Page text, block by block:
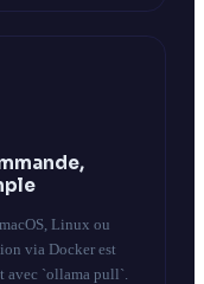
Linux ou
via Docker est
avec `ollama pull`.